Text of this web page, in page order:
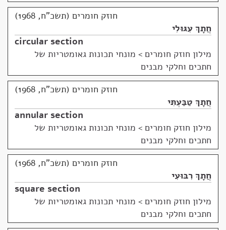
חוזק חומרים (תשכ"ח, 1968)
חֲתָךְ עִגּוּלִי
circular section
מילון חוזק חומרים > מונחי תכונות גאומטריות של
חתכים וחלקי מבנים
חוזק חומרים (תשכ"ח, 1968)
חֲתָךְ טַבַּעְתִּי
annular section
מילון חוזק חומרים > מונחי תכונות גאומטריות של
חתכים וחלקי מבנים
חוזק חומרים (תשכ"ח, 1968)
חֲתָךְ רִבּוּעִי
square section
מילון חוזק חומרים > מונחי תכונות גאומטריות של
חתכים וחלקי מבנים